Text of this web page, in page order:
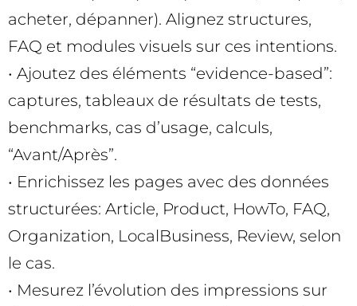
acheter, dépanner). Alignez structures,
FAQ et modules visuels sur ces intentions.
• Ajoutez des éléments “evidence-based”:
captures, tableaux de résultats de tests,
benchmarks, cas d’usage, calculs,
“Avant/Après”.
• Enrichissez les pages avec des données
structurées: Article, Product, HowTo, FAQ,
Organization, LocalBusiness, Review, selon
le cas.
• Mesurez l’évolution des impressions sur